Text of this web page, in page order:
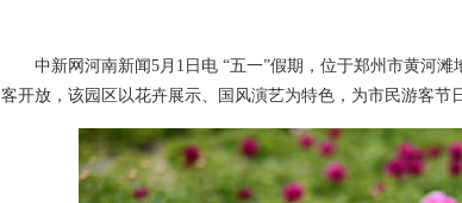
中新网河南新闻5月1日电 “五一”假期，位于郑州市黄河滩
客开放，该园区以花卉展示、国风演艺为特色，为市民游客节